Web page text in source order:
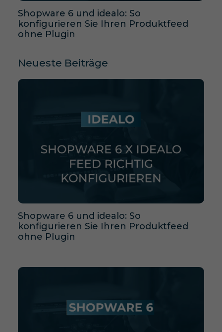
Shopware 6 und idealo: So
konfigurieren Sie Ihren Produktfeed
ohne Plugin
Neueste Beiträge
Shopware 6 und idealo: So
konfigurieren Sie Ihren Produktfeed
ohne Plugin